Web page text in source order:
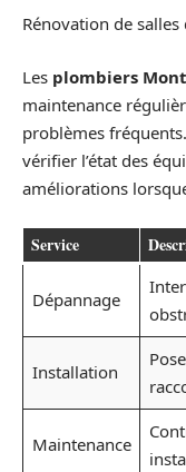
Rénovation de salles
Les plombiers
maintenance
problèmes
vérifier l’état des
améliorations
Service
Dépannage
Installation
Maintenance